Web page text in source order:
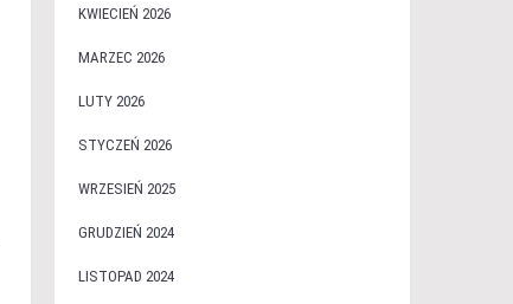
KWIECIEŃ 2026
MARZEC 2026
LUTY 2026
STYCZEŃ 2026
WRZESIEŃ 2025
GRUDZIEŃ 2024
LISTOPAD 2024